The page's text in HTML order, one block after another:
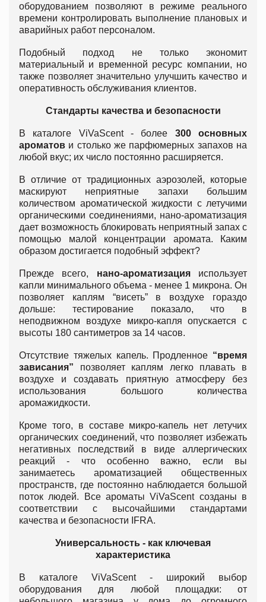
оборудованием позволяют в режиме реального
времени контролировать выполнение плановых и
аварийных работ персоналом.
Подобный подход не только экономит
материальный и временной ресурс компании, но
также позволяет значительно улучшить качество и
оперативность обслуживания клиентов.
Стандарты качества и безопасности
В каталоге ViVaScent - более 300 основных
ароматов и столько же парфюмерных запахов на
любой вкус; их число постоянно расширяется.
В отличие от традиционных аэрозолей, которые
маскируют неприятные запахи большим
количеством ароматической жидкости с летучими
органическими соединениями, нано-ароматизация
дает возможность блокировать неприятный запах с
помощью малой концентрации аромата. Каким
образом достигается подобный эффект?
Прежде всего, нано-ароматизацияиспользует
капли минимального объема - менее 1 микрона. Он
позволяет каплям “висеть” в воздухе гораздо
дольше: тестирование показало, что в
неподвижном воздухе микро-капля опускается с
высоты 180 сантиметров за 14 часов.
Отсутствие тяжелых капель. Продленное “время
зависания” позволяет каплям легко плавать в
воздухе и создавать приятную атмосферу без
использования большого количества
аромажидкости.
Кроме того, в составе микро-капель нет летучих
органических соединений, что позволяет избежать
негативных последствий в виде аллергических
реакций - что особенно важно, если вы
занимаетесь ароматизацией общественных
пространств, где постоянно наблюдается большой
поток людей. Все ароматы ViVaScent созданы в
соответствии с высочайшими стандартами
качества и безопасности IFRA.
Универсальность - как ключевая
характеристика
В каталоге ViVaScent - широкий выбор
оборудования для любой площадки: от